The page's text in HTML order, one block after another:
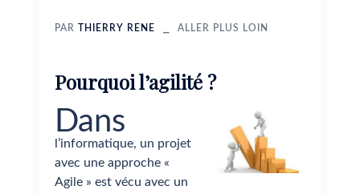
PARTHIERRY RENE ALLER PLUS LOIN
Pourquoi l’agilité ?
Dans
l’informatique, un projet
avec une approche «
Agile » est vécu avec un